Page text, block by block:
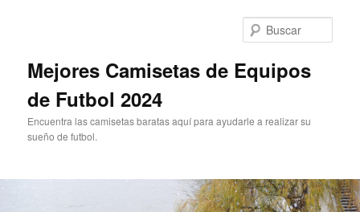
Mejores Camisetas de Equipos
de Futbol 2024
Encuentra las camisetas baratas aquí para ayudarle a realizar su
sueño de futbol.